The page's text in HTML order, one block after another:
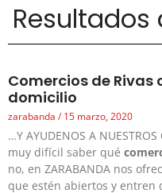
Comercios de Rivas
domicilio
zarabanda 15 marzo, 2020
…Y AYUDENOS A NUESTROS
muy difícil saber qué
no, en ZARABANDA nos
que estén abiertos y entren